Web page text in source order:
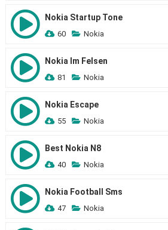
Nokia Startup Tone
60 Nokia
Nokia Im Felsen
81 Nokia
Nokia Escape
55 Nokia
Best Nokia N8
40 Nokia
Nokia Football Sms
47 Nokia